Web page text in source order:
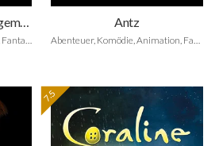
Drachenzähmen leicht gemacht: Die Geschichte vom Knochenräuber-Drachen
Mystery, Abenteuer, Komödie, Fantasy, Biografie, Kurzfilm, Animation, Family
Antz
Abenteuer, Komödie, Animation, Family
7.5